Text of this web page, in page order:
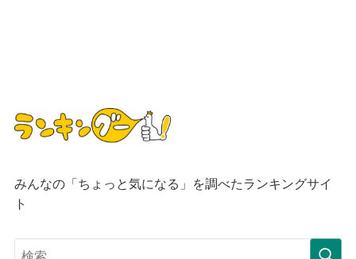
みんなの「ちょっと気になる」を調べたランキングサイ
ト